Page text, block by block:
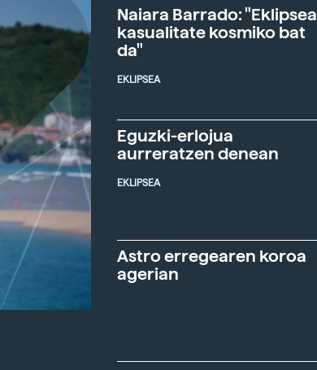
Naiara Barrado: "Eklipsea
kasualitate kosmiko bat
da"
EKLIPSEA
Eguzki-erlojua
aurreratzen denean
EKLIPSEA
Astro erregearen koroa
agerian